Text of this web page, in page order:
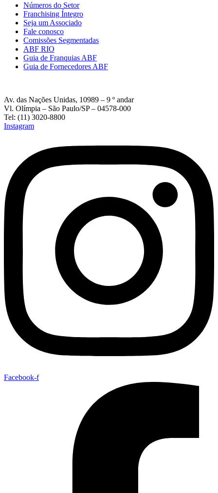
Números do Setor
Franchising Íntegro
Seja um Associado
Fale conosco
Comissões Segmentadas
ABF RIO
Guia de Franquias ABF
Guia de Fornecedores ABF
Av. das Nações Unidas, 10989 – 9 º andar
Vl. Olímpia – São Paulo/SP – 04578-000
Tel: (11) 3020-8800
Instagram
Facebook-f